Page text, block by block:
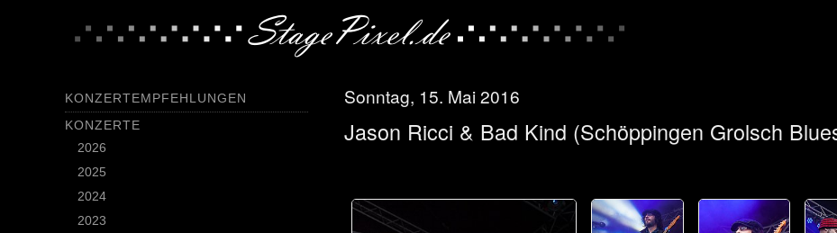
KONZERTEMPFEHLUNGEN
KONZERTE
2026
2025
2024
2023
Sonntag, 15. Mai 2016
Jason Ricci & Bad Kind (Schöppingen Grolsch